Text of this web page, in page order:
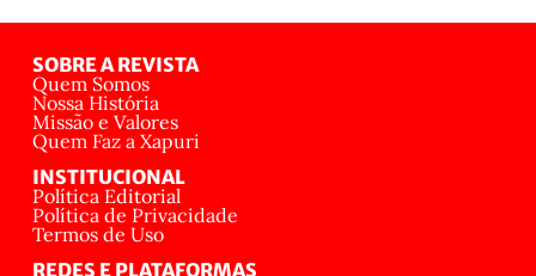
SOBRE A REVISTA
Quem Somos
Nossa História
Missão e Valores
Quem Faz a Xapuri
INSTITUCIONAL
Política Editorial
Política de Privacidade
Termos de Uso
REDES E PLATAFORMAS